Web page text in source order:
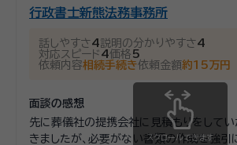
行政書士新熊法務事務所
話しやすさ4説明の分かりやすさ4
対応スピード 4価格 5
依頼内容相続手続き依頼金額約15万円
面談の感想
先に葬儀社の提携会社に見積もりをして
きましたが、必要がない書類の作成を強引
スクロールできます